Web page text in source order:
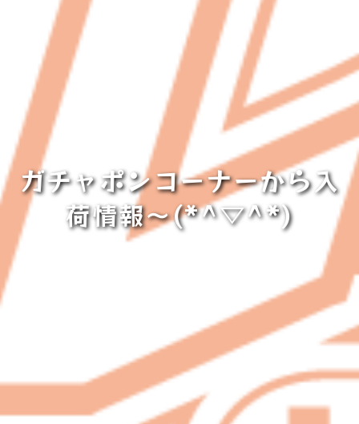
ガチャポンコーナーから入
荷情報～(*^▽^*)